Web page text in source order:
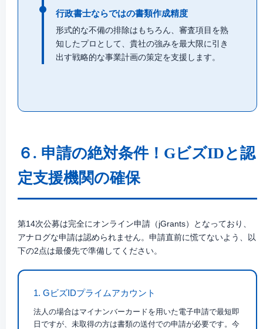
行政書士ならではの書類作成精度
形式的な不備の排除はもちろん、審査項目を熟
知したプロとして、貴社の強みを最大限に引き
出す戦略的な事業計画の策定を支援します。
６. 申請の絶対条件！GビズIDと認
定支援機関の確保
第14次公募は完全にオンライン申請（jGrants）となっており、
アナログな申請は認められません。申請直前に慌てないよう、以
下の2点は最優先で準備してください。
1. GビズIDプライムアカウント
法人の場合はマイナンバーカードを用いた電子申請で最短即
日ですが、未取得の方は書類の送付での申請が必要です。今